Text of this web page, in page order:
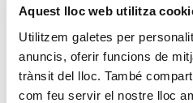
Aquest lloc web utilitza
Utilitzem galetes per
anuncis, oferir funcions de
trànsit del lloc. També
com feu servir el nostre lloc
PINTURA DEL COL·LEGI
La creativitat torna a ser
la Comissió d’Acció Social del
través de l’art i vols compartir la